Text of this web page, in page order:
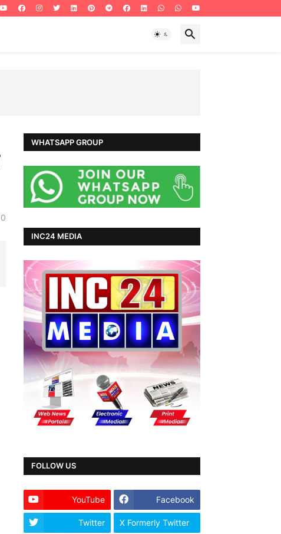
0
WHATSAPP GROUP
INC24 MEDIA
FOLLOW US
YouTube Facebook
Twitter X Formerly Twitter